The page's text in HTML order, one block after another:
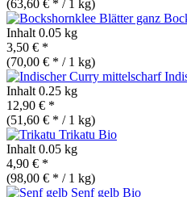
(63,60 € * / 1 kg)
Inhalt 0.05 kg
3,50 € *
(70,00 € * / 1 kg)
Inhalt 0.25 kg
12,90 € *
(51,60 € * / 1 kg)
Trikatu Bio
Inhalt 0.05 kg
4,90 € *
(98,00 € * / 1 kg)
Senf gelb Bio